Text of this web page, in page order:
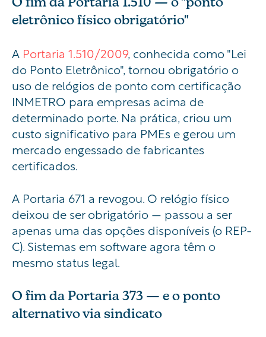
eletrônico físico obrigatório"
A Portaria 1.510/2009, conhecida como "Lei
do Ponto Eletrônico", tornou obrigatório o
uso de relógios de ponto com certificação
INMETRO para empresas acima de
determinado porte. Na prática, criou um
custo significativo para PMEs e gerou um
mercado engessado de fabricantes
certificados.
A Portaria 671 a revogou. O relógio físico
deixou de ser obrigatório — passou a ser
apenas uma das opções disponíveis (o REP-
C). Sistemas em software agora têm o
mesmo status legal.
O fim da Portaria 373 — e o ponto
alternativo via sindicato